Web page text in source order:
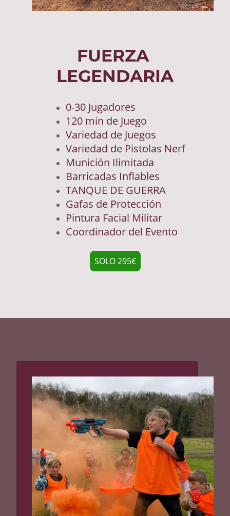
FUERZA
LEGENDARIA
0-30 Jugadores
120 min de Juego
Variedad de Juegos
Variedad de Pistolas Nerf
Munición Ilimitada
Barricadas Inflables
TANQUE DE GUERRA
Gafas de Protección
Pintura Facial Militar
Coordinador del Evento
SOLO 295€